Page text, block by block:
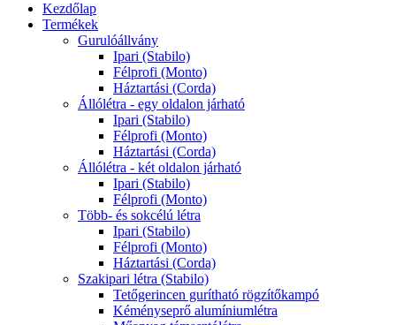
Kezdőlap
Termékek
Gurulóállvány
Ipari (Stabilo)
Félprofi (Monto)
Háztartási (Corda)
Állólétra - egy oldalon járható
Ipari (Stabilo)
Félprofi (Monto)
Háztartási (Corda)
Állólétra - két oldalon járható
Ipari (Stabilo)
Félprofi (Monto)
Több- és sokcélú létra
Ipari (Stabilo)
Félprofi (Monto)
Háztartási (Corda)
Szakipari létra (Stabilo)
Tetőgerincen gurítható rögzítőkampó
Kéményseprő alumíniumlétra